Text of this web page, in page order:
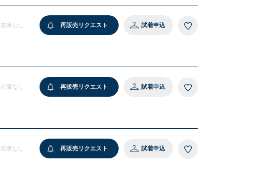
在庫なし 再販売リクエスト 試着申込
在庫なし 再販売リクエスト 試着申込
在庫なし 再販売リクエスト 試着申込